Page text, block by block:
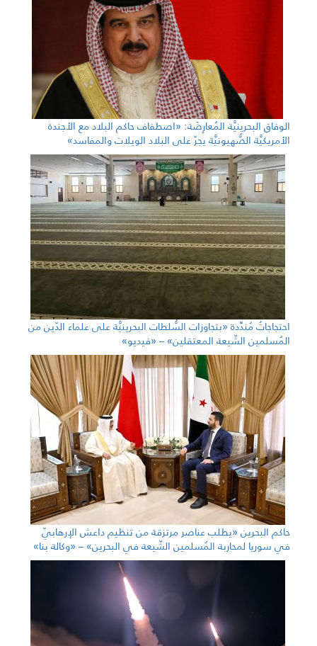
الوفاق البحرينيَّة المُعارِضَة: «اصطفاف حاكم البلاد مع الأجندة
الأمريكيَّة الصُّهيونيَّة يجرّ على البلاد الويلات والمفاسد»
احتجاجاتٌ مُندِّدة «بتجاوزات السُّلطات البحرينيَّة على علماء الدّين من
المُسلمين الشّيعة المعتقلين» – «فيديو»
حاكم البحرين «يطلب عناصر مرتزقة من تنظيم داعش الإرهابيّ
في سوريا لمحاربة المُسلمين الشّيعة في البحرين» – «وكالة بنا»